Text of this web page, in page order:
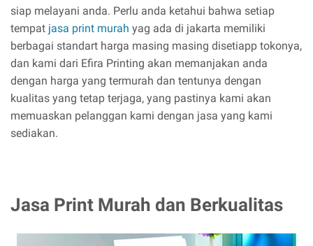
siap melayani anda. Perlu anda ketahui bahwa setiap
tempat jasa print murah yag ada di jakarta memiliki
berbagai standart harga masing masing disetiapp tokonya,
dan kami dari Efira Printing akan memanjakan anda
dengan harga yang termurah dan tentunya dengan
kualitas yang tetap terjaga, yang pastinya kami akan
memuaskan pelanggan kami dengan jasa yang kami
sediakan.
Jasa Print Murah dan Berkualitas